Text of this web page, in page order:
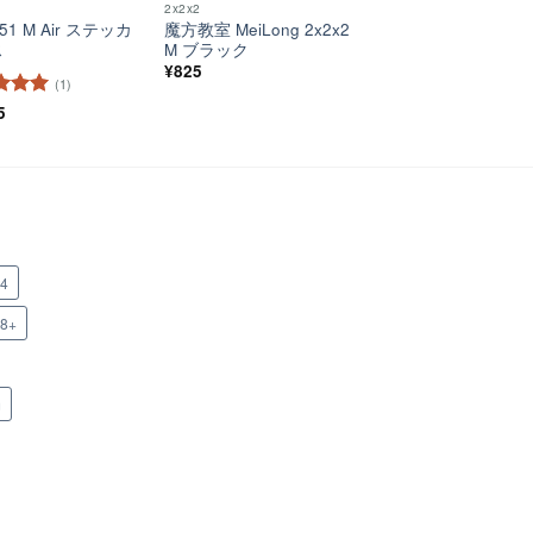
M Air ステッカ
(1)
2x2x2
魔方教室 MeiLong 2x2x2
M ブラック
¥825